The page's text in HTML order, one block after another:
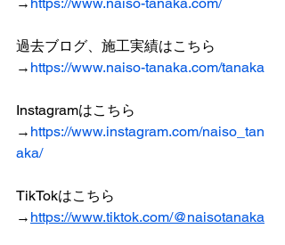
過去ブログ、施工実績はこちら
→ https://www.naiso-tanaka.com/tanaka
Instagramはこちら
→ https://www.instagram.com/naiso_tan
aka/
TikTokはこちら
→ https://www.tiktok.com/@naisotanaka